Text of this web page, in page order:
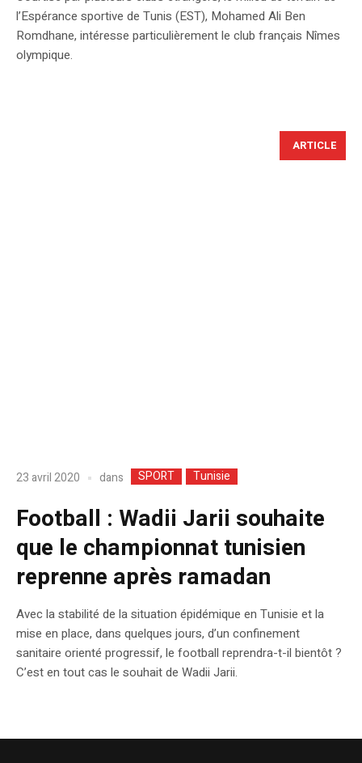
l’Espérance sportive de Tunis (EST), Mohamed Ali Ben
Romdhane, intéresse particulièrement le club français Nîmes
olympique.
ARTICLE
23 avril 2020 dans SPORT Tunisie
Football : Wadii Jarii souhaite
que le championnat tunisien
reprenne après ramadan
Avec la stabilité de la situation épidémique en Tunisie et la
mise en place, dans quelques jours, d’un confinement
sanitaire orienté progressif, le football reprendra-t-il bientôt ?
C’est en tout cas le souhait de Wadii Jarii.